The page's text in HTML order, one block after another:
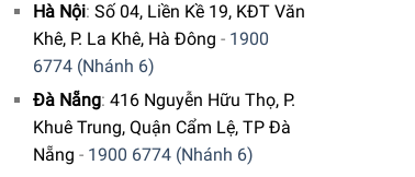
Hà Nội: Số 04, Liền Kề 19, KĐT Văn
Khê, P. La Khê, Hà Đông - 1900
6774 (Nhánh 6)
Đà Nẵng: 416 Nguyễn Hữu Thọ, P.
Khuê Trung, Quận Cẩm Lệ, TP Đà
Nẵng - 1900 6774 (Nhánh 6)